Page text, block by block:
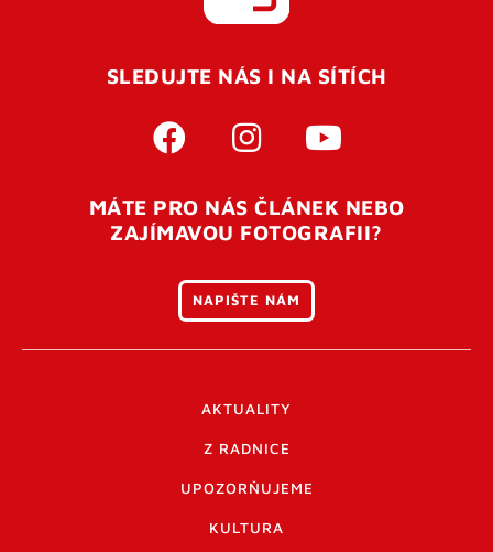
SLEDUJTE NÁS I NA SÍTÍCH
MÁTE PRO NÁS ČLÁNEK NEBO
ZAJÍMAVOU FOTOGRAFII?
NAPIŠTE NÁM
AKTUALITY
Z RADNICE
UPOZORŇUJEME
KULTURA